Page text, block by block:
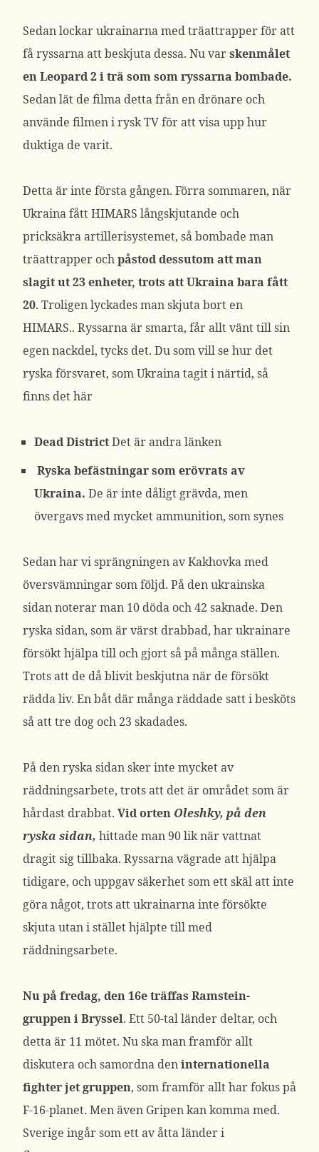
Sedan lockar ukrainarna med träattrapper för att
få ryssarna att beskjuta dessa. Nu varskenmålet
en Leopard 2 i trä som som ryssarna bombade.
Sedan lät de filma detta från en drönare och
använde filmen i rysk TV för att visa upp hur
duktiga de varit.
Detta är inte första gången. Förra sommaren, när
Ukraina fått HIMARS långskjutande och
pricksäkra artillerisystemet, så bombade man
träattrapper ochpåstod dessutom att man
slagit ut 23 enheter, trots att Ukraina bara fått
20. Troligen lyckades man skjuta bort en
HIMARS.. Ryssarna är smarta, får allt vänt till sin
egen nackdel, tycks det. Du som vill se hur det
ryska försvaret, som Ukraina tagit i närtid, så
finns det här
Dead DistrictDet är andra länken
Ryska befästningar som erövrats av
Ukraina. De är inte dåligt grävda, men
övergavs med mycket ammunition, som synes
Sedan har vi sprängningen av Kakhovka med
översvämningar som följd. På den ukrainska
sidan noterar man 10 döda och 42 saknade. Den
ryska sidan, som är värst drabbad, har ukrainare
försökt hjälpa till och gjort så på många ställen.
Trots att de då blivit beskjutna när de försökt
rädda liv. En båt där många räddade satt i besköts
så att tre dog och 23 skadades.
På den ryska sidan sker inte mycket av
räddningsarbete, trots att det är området som är
hårdast drabbat. Vid orten Oleshky, på den
ryska sidan, hittade man 90 lik när vattnat
dragit sig tillbaka. Ryssarna vägrade att hjälpa
tidigare, och uppgav säkerhet som ett skäl att inte
göra något, trots att ukrainarna inte försökte
skjuta utan i stället hjälpte till med
räddningsarbete.
Nu på fredag, den 16e träffas Ramstein-
gruppen i Bryssel. Ett 50-tal länder deltar, och
detta är 11 mötet. Nu ska man framför allt
diskutera och samordna deninternationella
fighter jet gruppen, som framför allt har fokus på
F-16-planet. Men även Gripen kan komma med.
Sverige ingår som ett av åtta länder i